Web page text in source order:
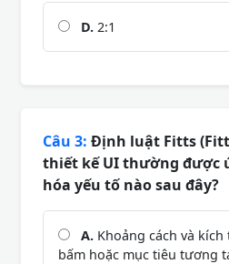
D. 2:1
Câu 3: Định luật Fitts
thiết kế UI thường được
hóa yếu tố nào sau đây?
A. Khoảng cách và
bấm hoặc mục tiêu tương